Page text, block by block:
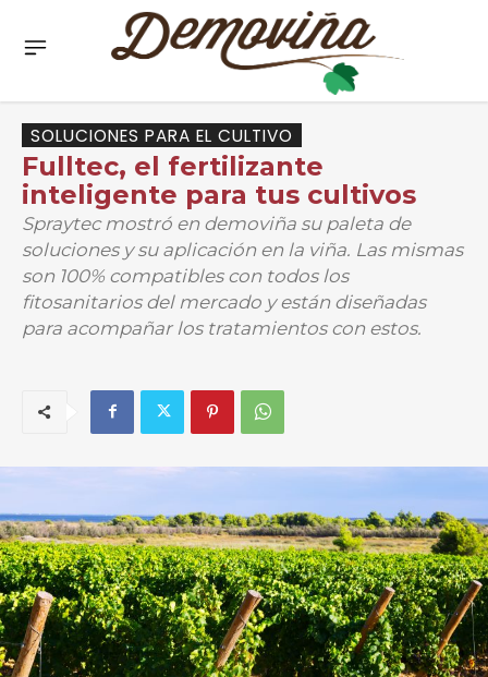
SOLUCIONES PARA EL CULTIVO
Fulltec, el fertilizante
inteligente para tus cultivos
Spraytec mostró en demoviña su paleta de
soluciones y su aplicación en la viña. Las mismas
son 100% compatibles con todos los
fitosanitarios del mercado y están diseñadas
para acompañar los tratamientos con estos.